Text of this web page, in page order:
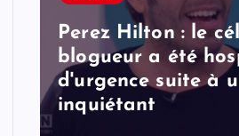
Perez Hilton : le
blogueur a été
d'urgence suite à
inquiétant